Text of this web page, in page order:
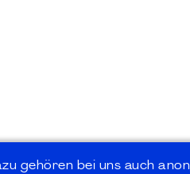
gehören bei uns auch